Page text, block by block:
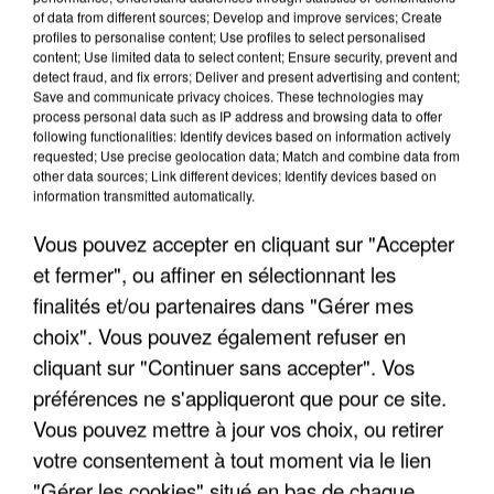
LES INTERVIEWS CHANTE
FRANCE
Voir plus
"JE SUIS À DISPOSITION DES
ENFOIRÉS"
"ON A TOUS LE TRAC"
"ON N'EST PAS DES PARENTS
PARFAITS"
of data from different sources; Develop and improve services; Create
profiles to personalise content; Use profiles to select personalised
content; Use limited data to select content; Ensure security, prevent and
detect fraud, and fix errors; Deliver and present advertising and content;
Save and communicate privacy choices. These technologies may
process personal data such as IP address and browsing data to offer
following functionalities: Identify devices based on information actively
requested; Use precise geolocation data; Match and combine data from
other data sources; Link different devices; Identify devices based on
information transmitted automatically.
Vous pouvez accepter en cliquant sur "Accepter
et fermer", ou affiner en sélectionnant les
finalités et/ou partenaires dans "Gérer mes
choix". Vous pouvez également refuser en
cliquant sur "Continuer sans accepter". Vos
préférences ne s'appliqueront que pour ce site.
Vous pouvez mettre à jour vos choix, ou retirer
votre consentement à tout moment via le lien